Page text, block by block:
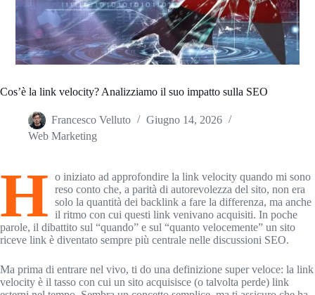
Cos’è la link velocity? Analizziamo il suo impatto sulla SEO
Francesco Velluto
Giugno 14, 2026
Web Marketing
H o iniziato ad approfondire la link velocity quando mi sono
reso conto che, a parità di autorevolezza del sito, non era
solo la quantità dei backlink a fare la differenza, ma anche
il ritmo con cui questi link venivano acquisiti. In poche
parole, il dibattito sul “quando” e sul “quanto velocemente” un sito
riceve link è diventato sempre più centrale nelle discussioni SEO.
Ma prima di entrare nel vivo, ti do una definizione super veloce: la link
velocity è il tasso con cui un sito acquisisce (o talvolta perde) link